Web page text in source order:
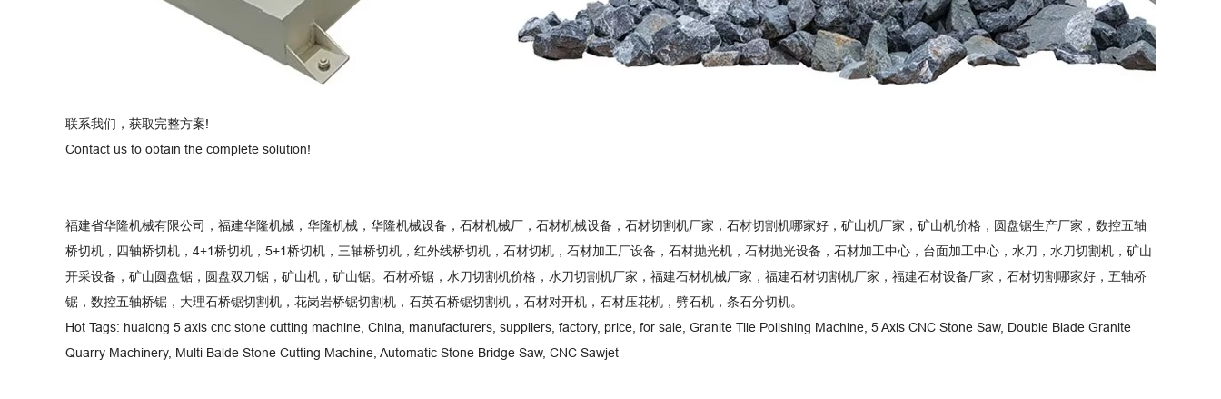
联系我们，获取完整方案!
Contact us to obtain the complete solution!
福建省华隆机械有限公司，福建华隆机械，华隆机械，华隆机械设备，石材机械厂，石材机械设备，石材切割机厂家，石材切割机哪家好，矿山机厂家，矿山机价格，圆盘锯生产厂家，数控五轴
桥切机，四轴桥切机，4+1桥切机，5+1桥切机，三轴桥切机，红外线桥切机，石材切机，石材加工厂设备，石材抛光机，石材抛光设备，石材加工中心，台面加工中心，水刀，水刀切割机，矿山
开采设备，矿山圆盘锯，圆盘双刀锯，矿山机，矿山锯。石材桥锯，水刀切割机价格，水刀切割机厂家，福建石材机械厂家，福建石材切割机厂家，福建石材设备厂家，石材切割哪家好，五轴桥
锯，数控五轴桥锯，大理石桥锯切割机，花岗岩桥锯切割机，石英石桥锯切割机，石材对开机，石材压花机，劈石机，条石分切机。
Hot Tags: hualong 5 axis cnc stone cutting machine, China, manufacturers, suppliers, factory, price, for sale, Granite Tile Polishing Machine, 5 Axis CNC Stone Saw, Double Blade Granite
Quarry Machinery, Multi Balde Stone Cutting Machine, Automatic Stone Bridge Saw, CNC Sawjet